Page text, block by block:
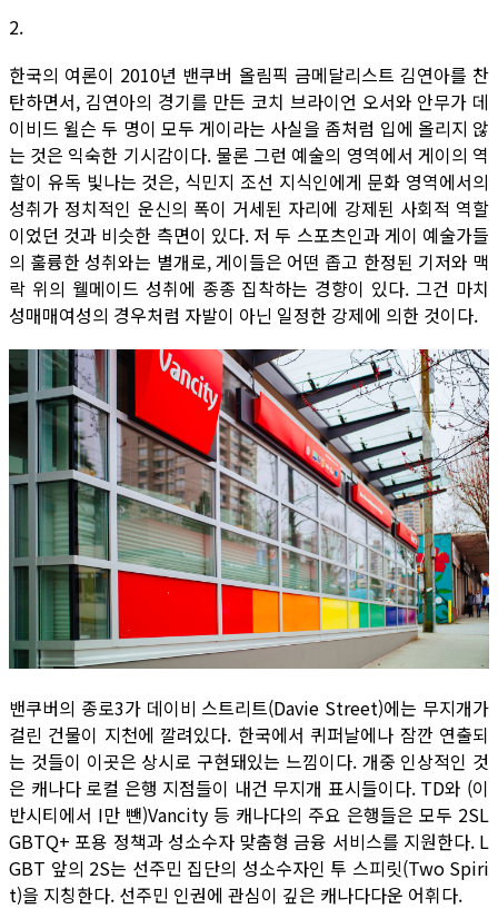
2.
한국의 여론이 2010년 밴쿠버 올림픽 금메달리스트 김연아를 찬
탄하면서, 김연아의 경기를 만든 코치 브라이언 오서와 안무가 데
이비드 윌슨 두 명이 모두 게이라는 사실을 좀처럼 입에 올리지 않
는 것은 익숙한 기시감이다. 물론 그런 예술의 영역에서 게이의 역
할이 유독 빛나는 것은, 식민지 조선 지식인에게 문화 영역에서의
성취가 정치적인 운신의 폭이 거세된 자리에 강제된 사회적 역할
이었던 것과 비슷한 측면이 있다. 저 두 스포츠인과 게이 예술가들
의 훌륭한 성취와는 별개로, 게이들은 어떤 좁고 한정된 기저와 맥
락 위의 웰메이드 성취에 종종 집착하는 경향이 있다. 그건 마치
성매매여성의 경우처럼 자발이 아닌 일정한 강제에 의한 것이다.
밴쿠버의 종로3가 데이비 스트리트(Davie Street)에는 무지개가
걸린 건물이 지천에 깔려있다. 한국에서 퀴퍼날에나 잠깐 연출되
는 것들이 이곳은 상시로 구현돼있는 느낌이다. 개중 인상적인 것
은 캐나다 로컬 은행 지점들이 내건 무지개 표시들이다. TD와 (이
반시티에서 I만 뺀)Vancity 등 캐나다의 주요 은행들은 모두 2SL
GBTQ+ 포용 정책과 성소수자 맞춤형 금융 서비스를 지원한다. L
GBT 앞의 2S는 선주민 집단의 성소수자인 투 스피릿(Two Spiri
t)을 지칭한다. 선주민 인권에 관심이 깊은 캐나다다운 어휘다.